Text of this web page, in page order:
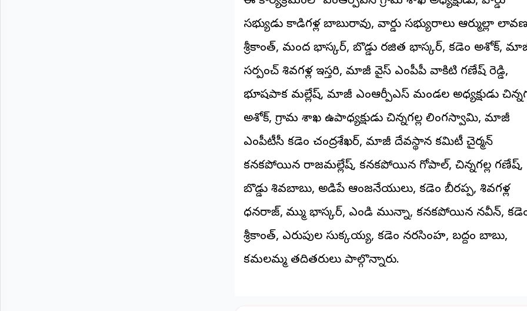
సభ్యుడు కాడిగళ్ల బాబురావు, వార్డు సభ్యురాలు ఆర్ముల్లా
శ్రీకాంత్, మంద భాస్కర్, బొడ్డు రజిత భాస్కర్, కడెం అశోక్,
సర్పంచ్ శివగళ్ల ఇస్తరి, మాజీ వైస్ ఎంపీపీ వాకిటి గణేష్ రెడ్డి,
భూషపాక మల్లేష్, మాజీ ఎంఆర్పీఎస్ మండల అధ్యక్షుడు
అశోక్, గ్రామ శాఖ ఉపాధ్యక్షుడు చిన్నగల్ల లింగస్వామి, మాజీ
ఎంపీటీసీ కడెం చంద్రశేఖర్, మాజీ దేవస్థాన కమిటీ చైర్మన్
కనకపోయిన రాజమల్లేష్, కనకపోయిన గోపాల్, చిన్నగల్ల గణేష్,
బొడ్డు శివబాబు, అడిపే ఆంజనేయులు, కడెం బీరప్ప, శివగళ్ల
ధనరాజ్, కొమ్ము భాస్కర్, ఎండి మున్నా, కనకపోయిన నవీన్,
శ్రీకాంత్, ఎరుపుల సుక్కయ్య, కడెం నరసింహ, బద్దం బాబు,
కమలమ్మ తదితరులు పాల్గొన్నారు.